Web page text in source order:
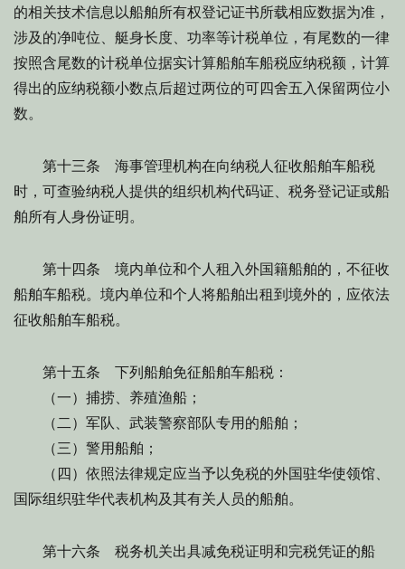
的相关技术信息以船舶所有权登记证书所载相应数据为准，
涉及的净吨位、艇身长度、功率等计税单位，有尾数的一律
按照含尾数的计税单位据实计算船舶车船税应纳税额，计算
得出的应纳税额小数点后超过两位的可四舍五入保留两位小
数。
第十三条 海事管理机构在向纳税人征收船舶车船税
时，可查验纳税人提供的组织机构代码证、税务登记证或船
舶所有人身份证明。
第十四条 境内单位和个人租入外国籍船舶的，不征收
船舶车船税。境内单位和个人将船舶出租到境外的，应依法
征收船舶车船税。
第十五条 下列船舶免征船舶车船税：
（一）捕捞、养殖渔船；
（二）军队、武装警察部队专用的船舶；
（三）警用船舶；
（四）依照法律规定应当予以免税的外国驻华使领馆、
国际组织驻华代表机构及其有关人员的船舶。
第十六条 税务机关出具减免税证明和完税凭证的船